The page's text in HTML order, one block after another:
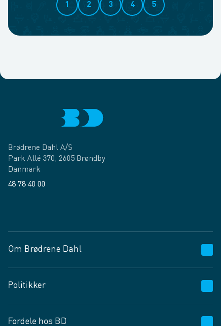
1 2 3 4 5
Brødrene Dahl A/S
Park Allé 370, 2605 Brøndby
Danmark
48 78 40 00
Om Brødrene Dahl
Vagttelefon 30 10 89 89
Spørgsmål og svar
Job og karriere
Politikker
Fordele hos BD